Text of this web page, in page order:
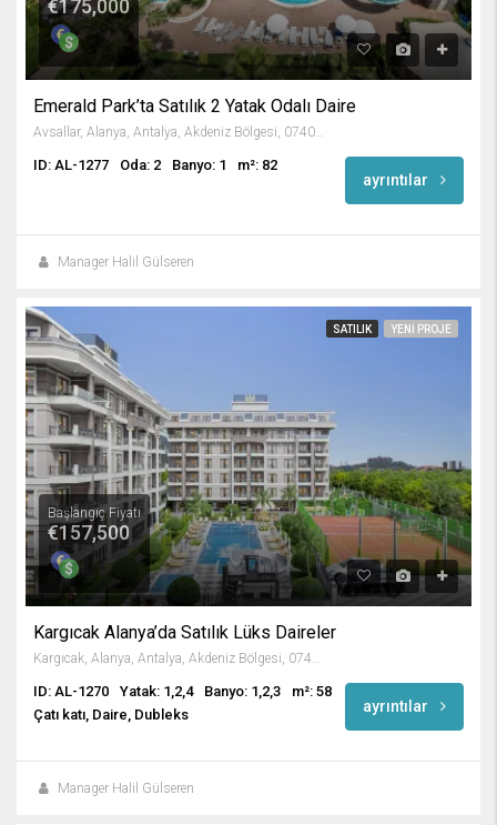
€175,000
Emerald Park’ta Satılık 2 Yatak Odalı Daire
Avsallar, Alanya, Antalya, Akdeniz Bölgesi, 07407, Türkiye
ID: AL-1277 Oda: 2 Banyo: 1 m²: 82
ayrıntılar
Manager Halil Gülseren
SATILIK YENI PROJE
Başlangıç Fiyatı
€157,500
Kargıcak Alanya’da Satılık Lüks Daireler
ID: AL-1270 Yatak: 1,2,4 Banyo: 1,2,3
m²: 58
Çatı katı, Daire, Dubleks
ayrıntılar
Manager Halil Gülseren